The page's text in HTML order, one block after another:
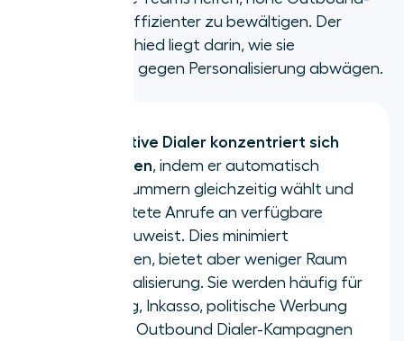
Anrufvolumina effizienter zu bewältigen. Der
Schlüsselunterschied liegt darin, wie sie
Geschwindigkeit gegen Personalisierung abwägen.
Ein Predictive Dialer konzentriert sich
auf Volumen, indem er automatisch
mehrere Nummern gleichzeitig wählt und
beantwortete Anrufe an verfügbare
Agenten zuweist. Dies minimiert
Ausfallzeiten, bietet aber weniger Raum
für Personalisierung. Sie werden häufig für
Fundraising, Inkasso, politische Werbung
und große Outbound Dialer-Kampagnen